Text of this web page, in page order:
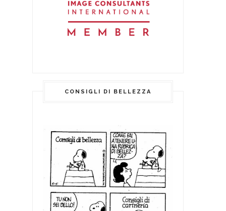
CONSIGLI DI BELLEZZA